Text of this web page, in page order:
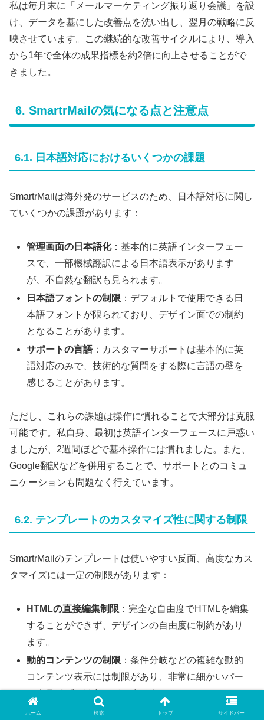
私は毎月末に「メールマーケティング振り返り会議」を設
け、データを基にした改善点を洗い出し、翌月の戦略に反
映させています。この継続的な改善サイクルにより、導入
から1年で全体の成果指標を約2倍に向上させることがで
きました。
6. SmartrMailの気になる点と注意点
6.1. 日本語対応におけるいくつかの課題
SmartrMailは海外発のサービスのため、日本語対応に関し
ていくつかの課題があります：
管理画面の日本語化：基本的に英語インターフェー
スで、一部機械翻訳による日本語表示があります
が、不自然な翻訳も見られます。
日本語フォントの制限 ：デフォルトで使用できる日
本語フォントが限られており、デザイン面での制約
となることがあります。
サポートの言語：カスタマーサポートは基本的に英
語対応のみで、技術的な質問をする際に言語の壁を
感じることがあります。
ただし、これらの課題は操作に慣れることで大部分は克服
可能です。私自身、最初は英語インターフェースに戸惑い
ましたが、2週間ほどで基本操作には慣れました。また、
Google翻訳などを併用することで、サポートとのコミュ
ニケーションも問題なく行えています。
6.2. テンプレートのカスタマイズ性に関する制限
SmartrMailのテンプレートは使いやすい反面、高度なカス
タマイズには一定の制限があります：
HTMLの直接編集制限 ：完全な自由度でHTMLを編集
することができず、デザインの自由度に制約があり
ます。
動的コンテンツの制限 ：条件分岐などの複雑な動的
コンテンツ表示には制限があり、非常に細かいパー
ソナライズには向いていません。
テンプレートの保存数
：保存できるカスタムテンプ
ホーム 検索 トップ サイドバー